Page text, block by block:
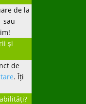
de la
sau
și
de
. Îți